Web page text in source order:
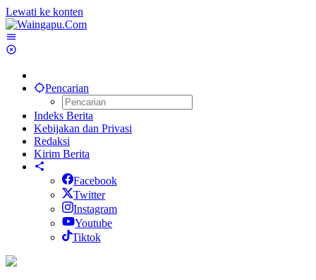
Lewati ke konten
Pencarian
Indeks Berita
Kebijakan dan Privasi
Redaksi
Kirim Berita
Facebook
Twitter
Instagram
Youtube
Tiktok